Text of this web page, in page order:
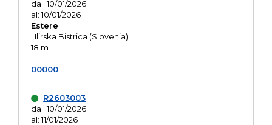
dal: 10/01/2026
al: 10/01/2026
Estere
: Ilirska Bistrica (Slovenia)
18 m
--
00000-
--
R2603003
dal: 10/01/2026
al: 11/01/2026